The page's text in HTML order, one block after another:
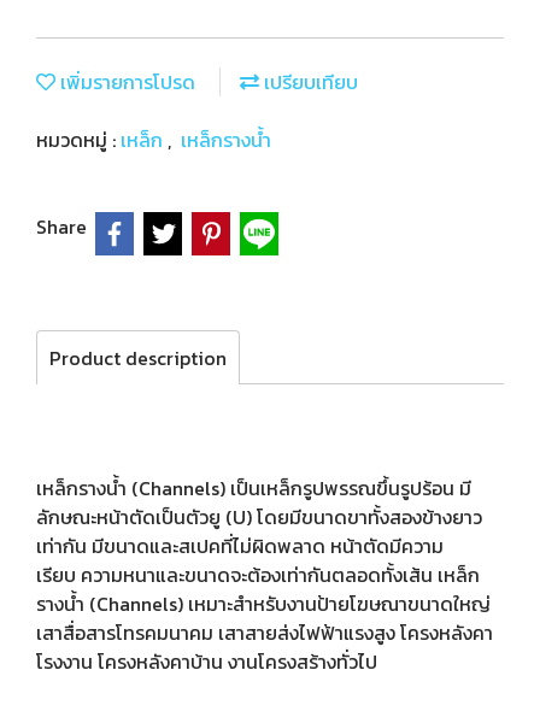
เพิ่มรายการโปรด
เปรียบเทียบ
หมวดหมู่ : เหล็ก , เหล็กรางน้ำ
Share
Product description
เหล็กรางน้ำ (Channels) เป็นเหล็กรูปพรรณขึ้นรูปร้อน มี
ลักษณะหน้าตัดเป็นตัวยู (U) โดยมีขนาดขาทั้งสองข้างยาว
เท่ากัน มีขนาดและสเปคที่ไม่ผิดพลาด หน้าตัดมีความ
เรียบ ความหนาและขนาดจะต้องเท่ากันตลอดทั้งเส้น เหล็ก
รางน้ำ (Channels) เหมาะสำหรับงานป้ายโฆษณาขนาดใหญ่
เสาสื่อสารโทรคมนาคม เสาสายส่งไฟฟ้าแรงสูง โครงหลังคา
โรงงาน โครงหลังคาบ้าน งานโครงสร้างทั่วไป